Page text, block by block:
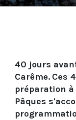
40 jours
Carême. Ces
préparation
Pâques